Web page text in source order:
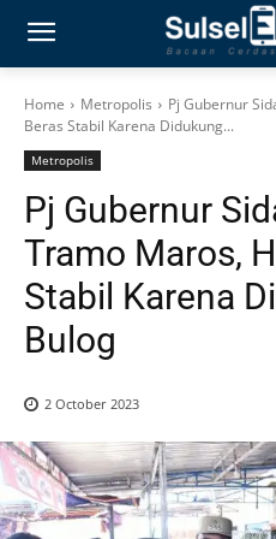
Home Metropolis
Pj Gubernur
Beras Stabil Karena Didukung...
Metropolis
Pj Gubernur
Tramo Maros,
Stabil Karena
Bulog
2 October 2023